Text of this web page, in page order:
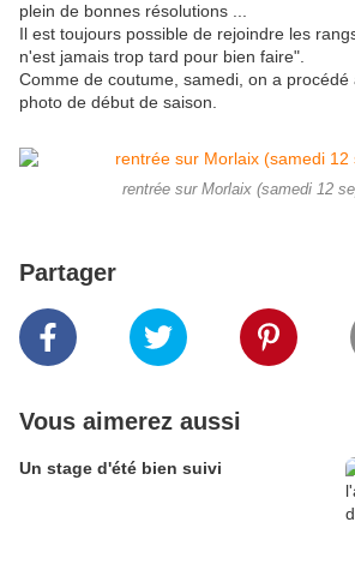
plein de bonnes résolutions ...
Il est toujours possible de rejoindre les
n'est jamais trop tard pour bien faire".
Comme de coutume, samedi, on a procédé
photo de début de saison.
rentrée sur Morlaix (samedi 12
Partager
Vous aimerez aussi
Un stage d'été bien suivi